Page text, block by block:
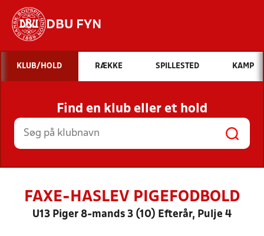
DBU FYN
Hvad vil du søge efter?
INDHOLD OG NYHEDER
STILLINGER, RESULTATER, KLUBBER OG
HOLD
KLUB/HOLD RÆKKE SPILLESTED KAMP
Find en klub eller et hold
FAXE-HASLEV PIGEFODBOLD
U13 Piger 8-mands 3 (10) Efterår, Pulje 4